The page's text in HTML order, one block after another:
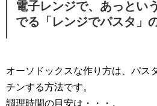
電子レンジで、あっとい
でる「レンジでパスタ」
オーソドックスな作り方は、パス
チンする方法です。
調理時間の目安は・・・。